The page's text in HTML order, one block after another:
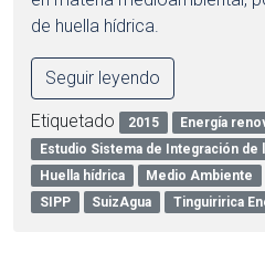
de huella hídrica.
Seguir leyendo
Etiquetado 2015
Energía
Estudio Sistema de Integración de
Huella hídrica
Medio Ambiente
SIPP
SuizAgua Tinguiririca